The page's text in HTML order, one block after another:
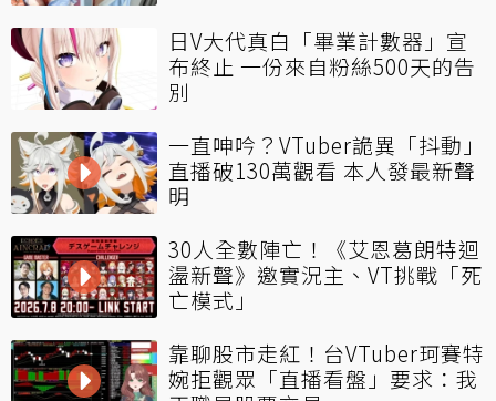
日V大代真白「畢業計數器」宣
布終止 一份來自粉絲500天的告
別
一直呻吟？VTuber詭異「抖動」
直播破130萬觀看 本人發最新聲
明
30人全數陣亡！《艾恩葛朗特迴
盪新聲》邀實況主、VT挑戰「死
亡模式」
靠聊股市走紅！台VTuber珂賽特
婉拒觀眾「直播看盤」要求：我